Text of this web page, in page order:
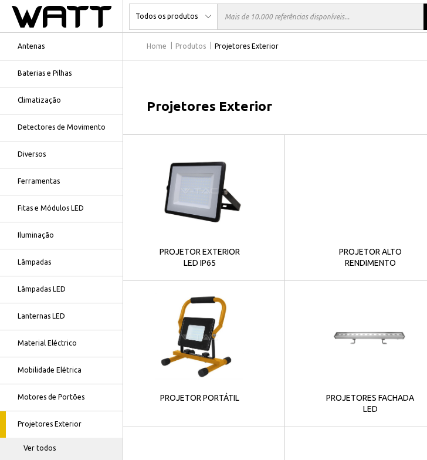
Antenas
Baterias e Pilhas
Climatização
Detectores de Movimento
Diversos
Ferramentas
Fitas e Módulos LED
Iluminação
Lâmpadas
Lâmpadas LED
Lanternas LED
Material Eléctrico
Mobilidade Elétrica
Motores de Portões
Projetores Exterior
Ver todos
Home Produtos Projetores Exterior
Projetores Exterior
PROJETOR EXTERIOR
LED IP65
PROJETOR ALTO
RENDIMENTO
PROJETOR PORTÁTIL
PROJETORES FACHADA
LED